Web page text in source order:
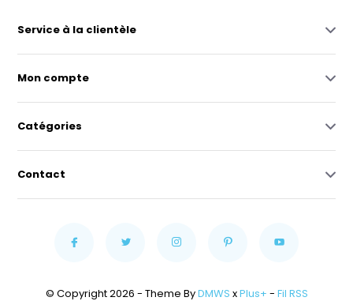
Service à la clientèle
Mon compte
Catégories
Contact
© Copyright 2026 - Theme ByDMWS xPlus+ - Fil RSS